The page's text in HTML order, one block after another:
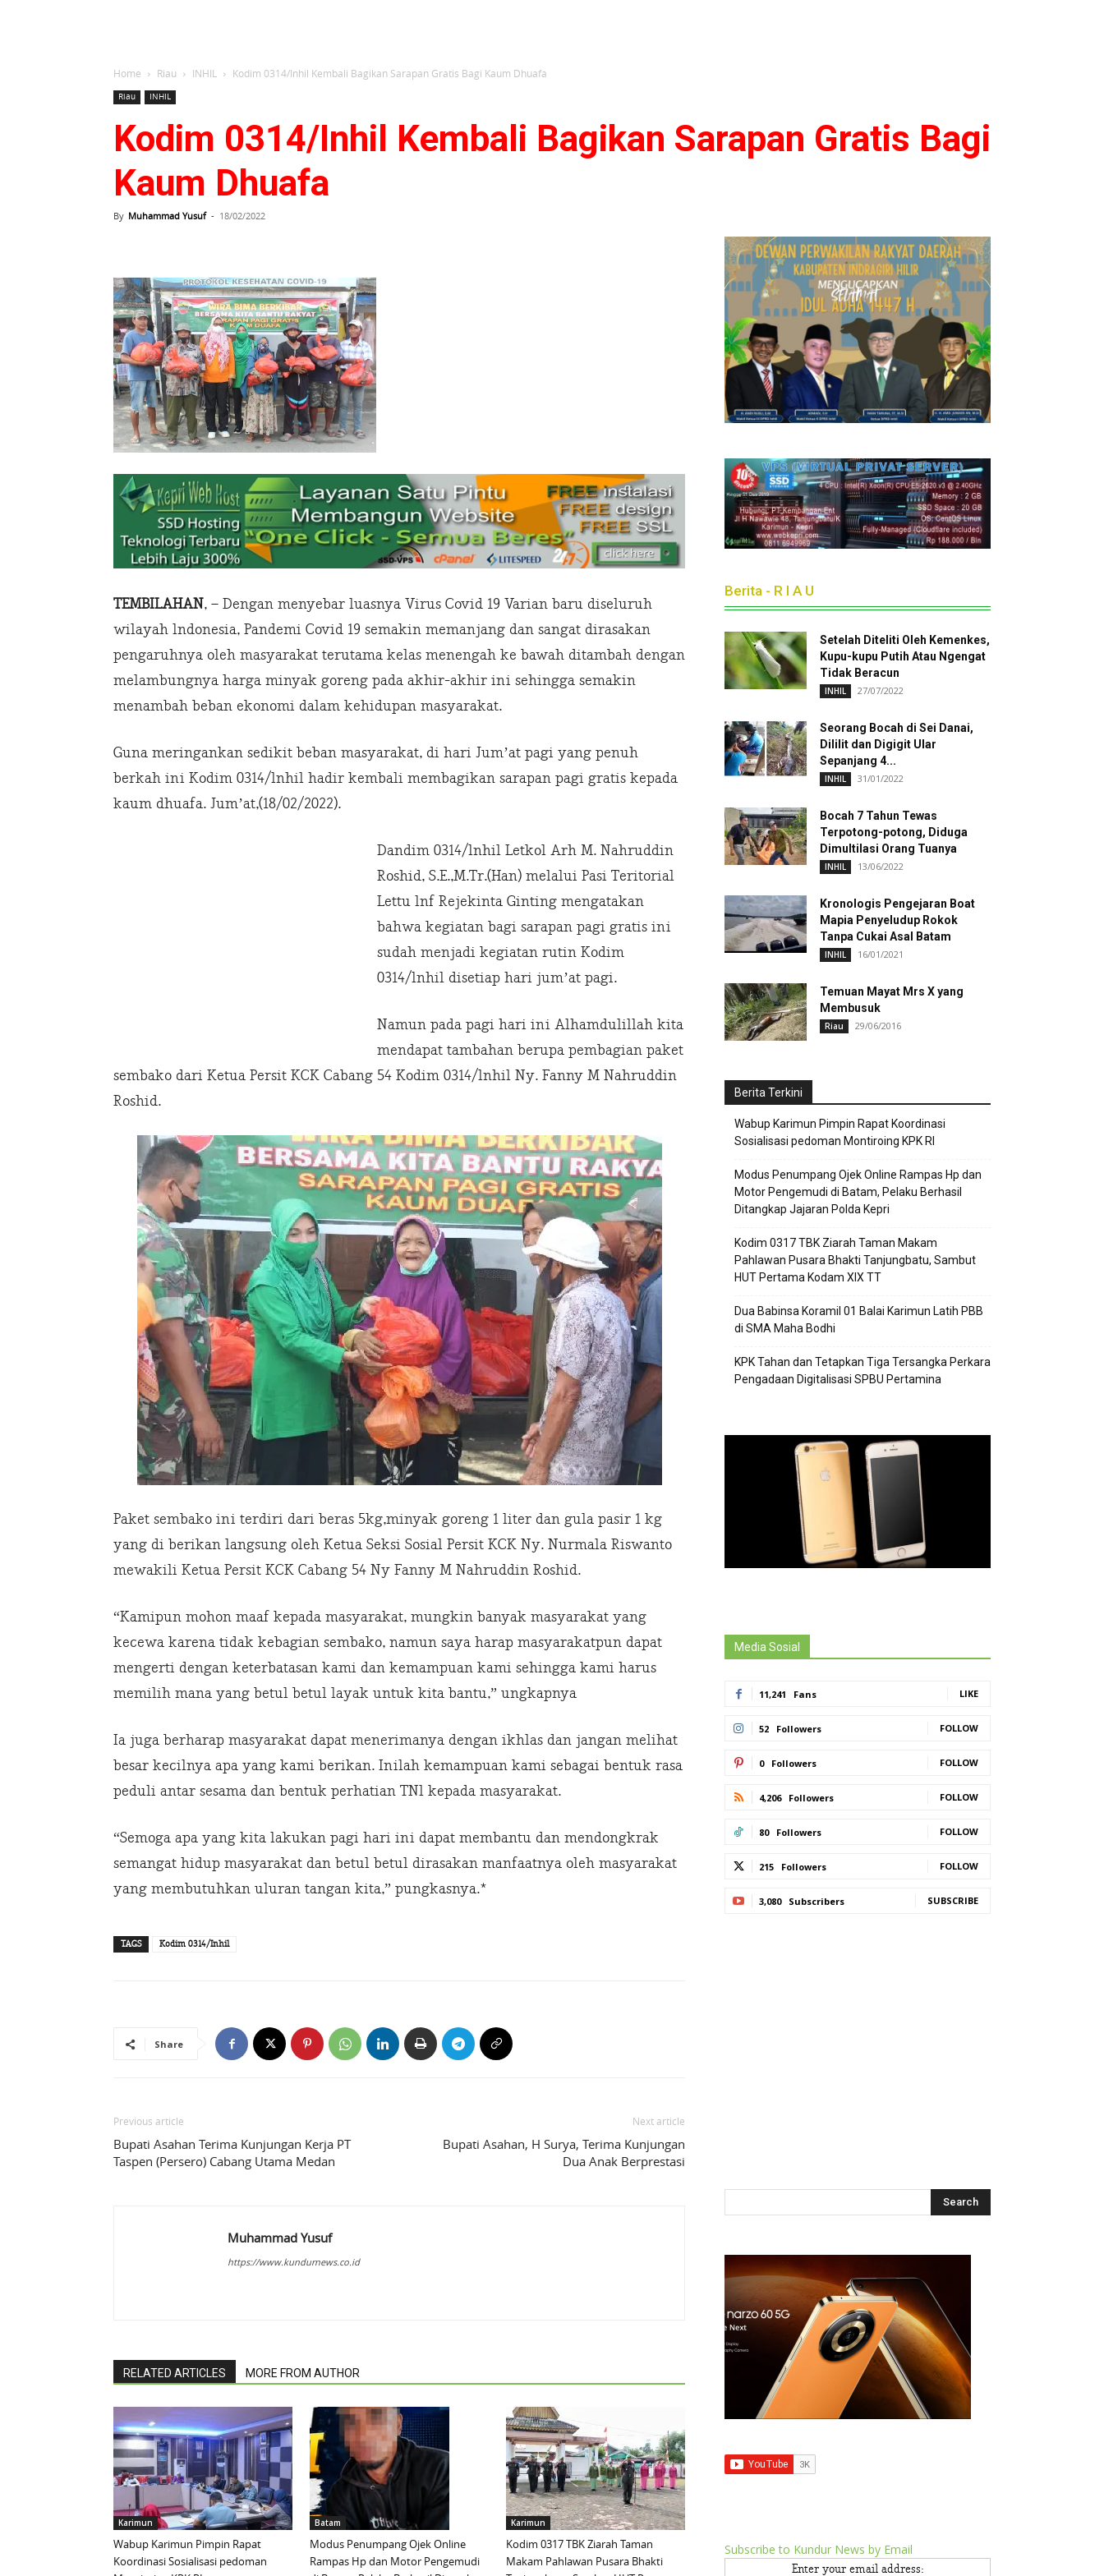
Home Riau INHIL Kodim 0314/Inhil Kembali Bagikan Sarapan Gratis Bagi Kaum Dhuafa
Riau INHIL
Kodim 0314/Inhil Kembali Bagikan Sarapan Gratis Bagi
Kaum Dhuafa
By Muhammad Yusuf - 18/02/2022
TEMBILAHAN, – Dengan menyebar luasnya Virus Covid 19 Varian baru diseluruh
wilayah lndonesia, Pandemi Covid 19 semakin memanjang dan sangat dirasakan
pengaruhnya oleh masyarakat terutama kelas menengah ke bawah ditambah dengan
melambungnya harga minyak goreng pada akhir-akhir ini sehingga semakin
menambah beban ekonomi dalam kehidupan masyarakat.
Guna meringankan sedikit beban masyarakat, di hari Jum’at pagi yang penuh
berkah ini Kodim 0314/lnhil hadir kembali membagikan sarapan pagi gratis kepada
kaum dhuafa. Jum’at,(18/02/2022).
Dandim 0314/lnhil Letkol Arh M. Nahruddin
Roshid, S.E.,M.Tr.(Han) melalui Pasi Teritorial
Lettu lnf Rejekinta Ginting mengatakan
bahwa kegiatan bagi sarapan pagi gratis ini
sudah menjadi kegiatan rutin Kodim
0314/lnhil disetiap hari jum’at pagi.
Namun pada pagi hari ini Alhamdulillah kita
mendapat tambahan berupa pembagian paket
sembako dari Ketua Persit KCK Cabang 54 Kodim 0314/lnhil Ny. Fanny M Nahruddin
Roshid.
Paket sembako ini terdiri dari beras 5kg,minyak goreng 1 liter dan gula pasir 1 kg
yang di berikan langsung oleh Ketua Seksi Sosial Persit KCK Ny. Nurmala Riswanto
mewakili Ketua Persit KCK Cabang 54 Ny Fanny M Nahruddin Roshid.
“Kamipun mohon maaf kepada masyarakat, mungkin banyak masyarakat yang
kecewa karena tidak kebagian sembako, namun saya harap masyarakatpun dapat
mengerti dengan keterbatasan kami dan kemampuan kami sehingga kami harus
memilih mana yang betul betul layak untuk kita bantu,” ungkapnya
Ia juga berharap masyarakat dapat menerimanya dengan ikhlas dan jangan melihat
besar kecilnya apa yang kami berikan. Inilah kemampuan kami sebagai bentuk rasa
peduli antar sesama dan bentuk perhatian TNl kepada masyarakat.
“Semoga apa yang kita lakukan pagi hari ini dapat membantu dan mendongkrak
semangat hidup masyarakat dan betul betul dirasakan manfaatnya oleh masyarakat
yang membutuhkan uluran tangan kita,” pungkasnya.*
TAGS Kodim 0314/Inhil
Share
Previous article
Bupati Asahan Terima Kunjungan Kerja PT
Taspen (Persero) Cabang Utama Medan
Next article
Bupati Asahan, H Surya, Terima Kunjungan
Dua Anak Berprestasi
Muhammad Yusuf
https://www.kundurnews.co.id
RELATED ARTICLES MORE FROM AUTHOR
Karimun
Wabup Karimun Pimpin Rapat
Koordinasi Sosialisasi pedoman
Batam
Modus Penumpang Ojek Online
Rampas Hp dan Motor Pengemudi
Karimun
Kodim 0317 TBK Ziarah Taman
Makam Pahlawan Pusara Bhakti
Berita - R I A U
Setelah Diteliti Oleh Kemenkes,
Kupu-kupu Putih Atau Ngengat
Tidak Beracun
INHIL 27/07/2022
Seorang Bocah di Sei Danai,
Dililit dan Digigit Ular
Sepanjang 4...
INHIL 31/01/2022
Bocah 7 Tahun Tewas
Terpotong-potong, Diduga
Dimultilasi Orang Tuanya
INHIL 13/06/2022
Kronologis Pengejaran Boat
Mapia Penyeludup Rokok
Tanpa Cukai Asal Batam
INHIL 16/01/2021
Temuan Mayat Mrs X yang
Membusuk
Riau 29/06/2016
Berita Terkini
Wabup Karimun Pimpin Rapat Koordinasi
Sosialisasi pedoman Montiroing KPK RI
Modus Penumpang Ojek Online Rampas Hp dan
Motor Pengemudi di Batam, Pelaku Berhasil
Ditangkap Jajaran Polda Kepri
Kodim 0317 TBK Ziarah Taman Makam
Pahlawan Pusara Bhakti Tanjungbatu, Sambut
HUT Pertama Kodam XIX TT
Dua Babinsa Koramil 01 Balai Karimun Latih PBB
di SMA Maha Bodhi
KPK Tahan dan Tetapkan Tiga Tersangka Perkara
Pengadaan Digitalisasi SPBU Pertamina
Media Sosial
11,241 Fans LIKE
52 Followers FOLLOW
0 Followers FOLLOW
4,206 Followers FOLLOW
80 Followers FOLLOW
215 Followers FOLLOW
3,080 Subscribers SUBSCRIBE
Subscribe to Kundur News by Email
Enter your email address: